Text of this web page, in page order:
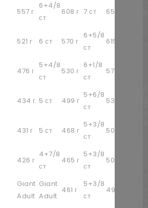
557 г
6+4/8
ст
608 г 7 ст 656 г
521 г 6 ст 570 г
6+5/8
ст
615 г
476 г
5+4/8
ст
530 г
6+1/8
ст
573 г
434 г 5 ст 499 г
5+6/8
ст
538 г
431 г 5 ст 468 г
5+3/8
ст
504 г
426 г
4+7/8
ст
465 г
5+3/8
ст
501 г
Giant
Adult
Giant
Adult
461 г
5+3/8
ст
497 г